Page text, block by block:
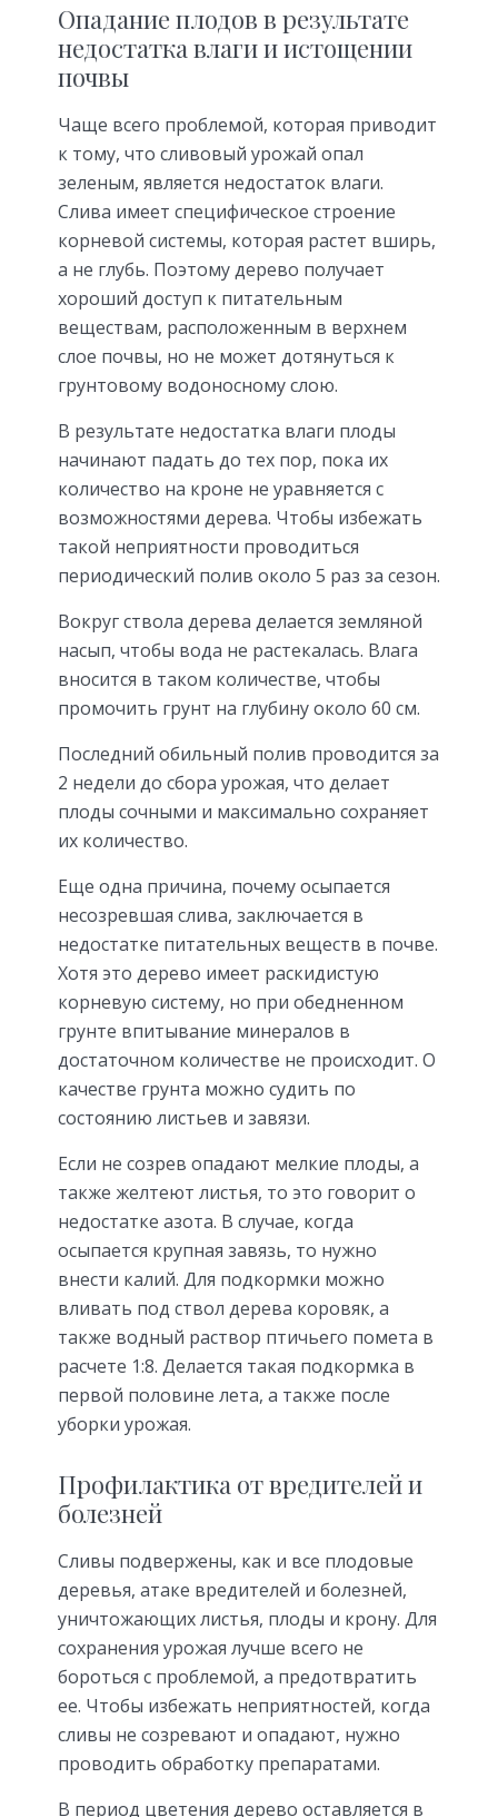
Опадание плодов в результате
недостатка влаги и истощении
почвы
Чаще всего проблемой, которая приводит
к тому, что сливовый урожай опал
зеленым, является недостаток влаги.
Слива имеет специфическое строение
корневой системы, которая растет вширь,
а не глубь. Поэтому дерево получает
хороший доступ к питательным
веществам, расположенным в верхнем
слое почвы, но не может дотянуться к
грунтовому водоносному слою.
В результате недостатка влаги плоды
начинают падать до тех пор, пока их
количество на кроне не уравняется с
возможностями дерева. Чтобы избежать
такой неприятности проводиться
периодический полив около 5 раз за сезон.
Вокруг ствола дерева делается земляной
насып, чтобы вода не растекалась. Влага
вносится в таком количестве, чтобы
промочить грунт на глубину около 60 см.
Последний обильный полив проводится за
2 недели до сбора урожая, что делает
плоды сочными и максимально сохраняет
их количество.
Еще одна причина, почему осыпается
несозревшая слива, заключается в
недостатке питательных веществ в почве.
Хотя это дерево имеет раскидистую
корневую систему, но при обедненном
грунте впитывание минералов в
достаточном количестве не происходит. О
качестве грунта можно судить по
состоянию листьев и завязи.
Если не созрев опадают мелкие плоды, а
также желтеют листья, то это говорит о
недостатке азота. В случае, когда
осыпается крупная завязь, то нужно
внести калий. Для подкормки можно
вливать под ствол дерева коровяк, а
также водный раствор птичьего помета в
расчете 1:8. Делается такая подкормка в
первой половине лета, а также после
уборки урожая.
Профилактика от вредителей и
болезней
Сливы подвержены, как и все плодовые
деревья, атаке вредителей и болезней,
уничтожающих листья, плоды и крону. Для
сохранения урожая лучше всего не
бороться с проблемой, а предотвратить
ее. Чтобы избежать неприятностей, когда
сливы не созревают и опадают, нужно
проводить обработку препаратами.
В период цветения дерево оставляется в